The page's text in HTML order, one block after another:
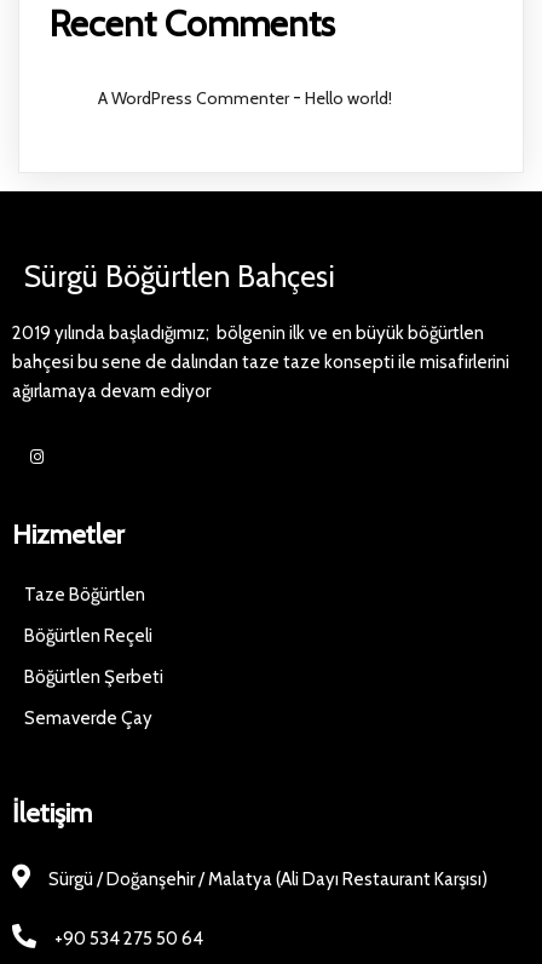
Recent Comments
A WordPress Commenter- Hello world!
Sürgü Böğürtlen Bahçesi
2019 yılında başladığımız; bölgenin ilk ve en büyük böğürtlen
bahçesi bu sene de dalından taze taze konsepti ile misafirlerini
ağırlamaya devam ediyor
Hizmetler
Taze Böğürtlen
Böğürtlen Reçeli
Böğürtlen Şerbeti
Semaverde Çay
İletişim
Sürgü / Doğanşehir / Malatya (Ali Dayı Restaurant Karşısı)
+90 534 275 50 64